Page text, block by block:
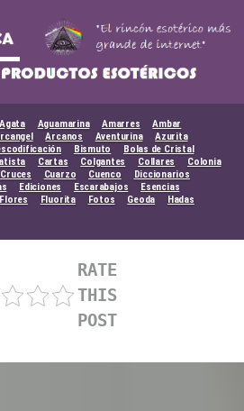
Agata Aguamarina Amarres
Ambar
Arcanos Aventurina
Azurita
Bismuto
Bolas de Cristal
Cartas Colgantes Collares
Colonia
Cruces Cuarzo Cuenco
Diccionarios
Ediciones Escarabajos
Esencias
Flores Fluorita Fotos Geoda
Hadas
RATE
THIS
POST